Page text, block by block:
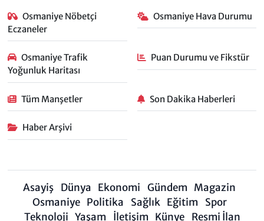
Osmaniye Nöbetçi
Eczaneler
Osmaniye Hava Durumu
Osmaniye Trafik
Yoğunluk Haritası
Puan Durumu ve Fikstür
Tüm Manşetler Son Dakika Haberleri
Haber Arşivi
Asayiş Dünya Ekonomi Gündem Magazin
Osmaniye Politika Sağlık Eğitim
Spor
Teknoloji Yaşam İletişim Künye Resmi İlan